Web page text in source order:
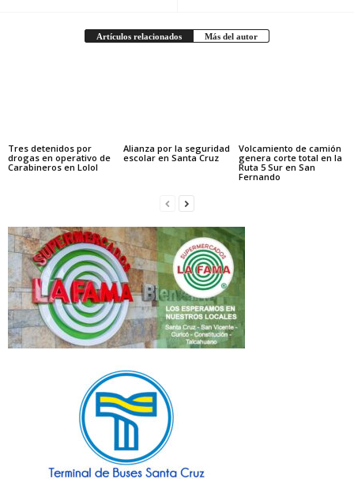
Artículos relacionados Más del autor
Tres detenidos por
drogas en operativo de
Carabineros en Lolol
Alianza por la seguridad
escolar en Santa Cruz
Volcamiento de camión
genera corte total en la
Ruta 5 Sur en San
Fernando